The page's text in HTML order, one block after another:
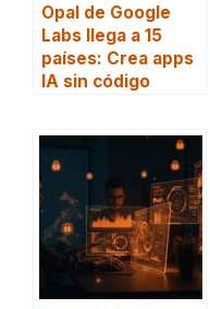
Opal de Google
Labs llega a 15
países: Crea apps
IA sin código